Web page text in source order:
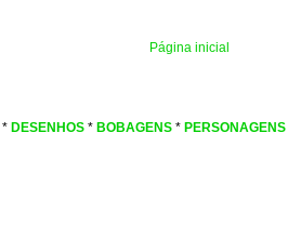
Página inicial
* DESENHOS * BOBAGENS * PERSONAGENS